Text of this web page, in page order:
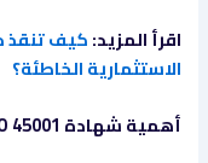
اقرأ المزيد:كيف تنقذ
الاستثمارية الخاطئة؟
أهمية شهادة ISO 45001 السعودية في تقليل الحوادث